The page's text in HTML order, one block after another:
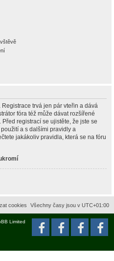
trvá jen pár vteřin a dává
fóra též může dávat rozšířené
registrací se ujistěte, že jste se
a s dalšími pravidly a
jakákoliv pravidla, která se na fóru
Všechny časy jsou v UTC+01:00
cookies
Limited